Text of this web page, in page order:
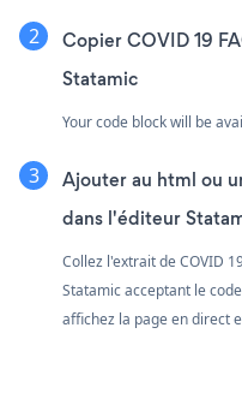
Copier COVID 19
Statamic
Your code block will be
Ajouter au html ou
dans l'éditeur
Collez l'extrait de COVID
Statamic acceptant le
affichez la page en direct